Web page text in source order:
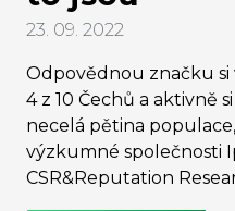
23. 09. 2022
Odpovědnou značku si
4 z 10 Čechů a aktivně
necelá pětina
výzkumné společnosti
CSR&Reputation